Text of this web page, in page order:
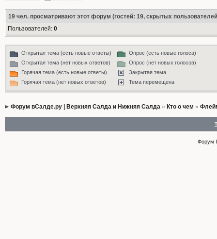
19чел. просматривают этот форум (гостей: 19, скрытых
Пользователей: 0
Открытая тема (есть новые ответы)
Открытая тема (нет новых ответов)
Горячая тема (есть новые ответы)
Горячая тема (нет новых ответов)
Опрос (есть новые голоса)
Опрос (нет новых голосов)
Закрытая тема
Тема перемещена
Форум вСалде.ру | Верхняя Салда и Нижняя Салда» Кто о чем »
Форум